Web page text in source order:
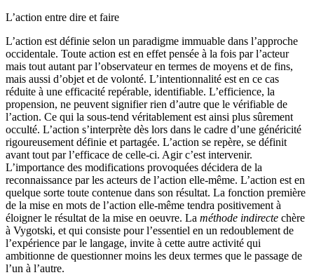
L’action entre dire et faire
L’action est définie selon un paradigme immuable dans l’approche
occidentale. Toute action est en effet pensée à la fois par l’acteur
mais tout autant par l’observateur en termes de moyens et de fins,
mais aussi d’objet et de volonté. L’intentionnalité est en ce cas
réduite à une efficacité repérable, identifiable. L’efficience, la
propension, ne peuvent signifier rien d’autre que le vérifiable de
l’action. Ce qui la sous-tend véritablement est ainsi plus sûrement
occulté. L’action s’interprète dès lors dans le cadre d’une généricité
rigoureusement définie et partagée. L’action se repère, se définit
avant tout par l’efficace de celle-ci. Agir c’est intervenir.
L’importance des modifications provoquées décidera de la
reconnaissance par les acteurs de l’action elle-même. L’action est en
quelque sorte toute contenue dans son résultat. La fonction première
de la mise en mots de l’action elle-même tendra positivement à
éloigner le résultat de la mise en oeuvre. La méthode indirecte chère
à Vygotski, et qui consiste pour l’essentiel en un redoublement de
l’expérience par le langage, invite à cette autre activité qui
ambitionne de questionner moins les deux termes que le passage de
l’un à l’autre.